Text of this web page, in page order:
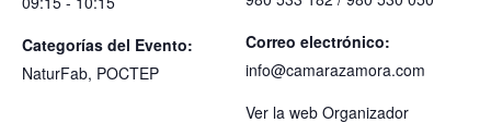
Categorías del Evento:
NaturFab, POCTEP
Correo electrónico:
info@camarazamora.com
Ver la web Organizador